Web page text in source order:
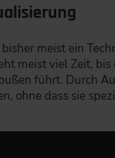
meist ein
meist viel Zeit,
führt. Durch
ohne dass sie